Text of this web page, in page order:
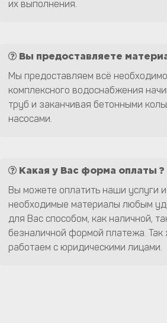
их выполнения.
Вы предоставляете
Мы предоставляем всё
комплексного водоснабжения
труб и заканчивая бетонными
насосами.
Какая у Вас форма оплаты ?
Вы можете оплатить наши услуги и
необходимые материалы любым
для Вас способом, как наличной,
безналичной формой платежа.
работаем с юридическими лицами.